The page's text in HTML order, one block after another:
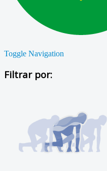
Toggle Navigation
Filtrar por: